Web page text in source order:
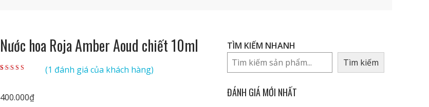
Nước hoa Roja Amber Aoud chiết 10ml
(1 đánh giá của khách hàng)
400.000₫
TÌM KIẾM NHANH
Tìm kiếm
ĐÁNH GIÁ MỚI NHẤT